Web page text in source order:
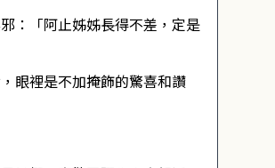
：「阿止姊姊長得不差，定是
眼裡是不加掩飾的驚喜和讚